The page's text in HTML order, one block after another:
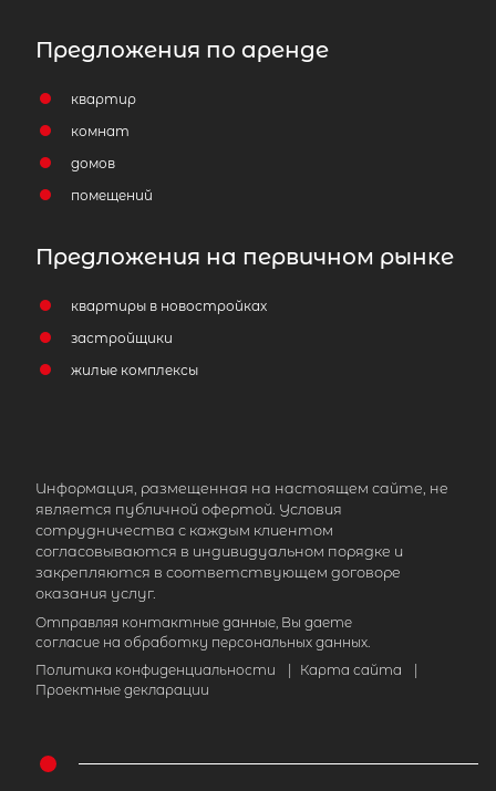
Предложения по аренде
квартир
комнат
домов
помещений
Предложения на первичном рынке
квартиры в новостройках
застройщики
жилые комплексы
Информация, размещенная на настоящем сайте, не
является публичной офертой. Условия
сотрудничества с каждым клиентом
согласовываются в индивидуальном порядке и
закрепляются в соответствующем договоре
оказания услуг.
Отправляя контактные данные, Вы даете
согласие на обработку персональных данных.
Политика конфиденциальности
Карта сайта
Проектные декларации